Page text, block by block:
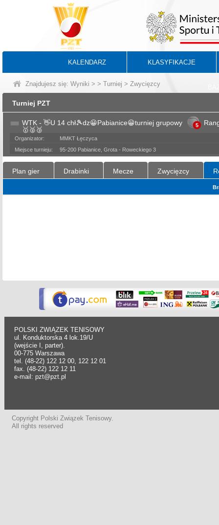
KALENDARZ KLASYFIKACJE
Znajdujesz się: Wyniki > > Turniej > Zwycięzcy
Turniej PZT
WTK - 👋U 14 chł🎾dz😀Pabianice😀turniej grupowy
🥇🥈🥉
5
Organizator:
MMKT Łęczyca
Miejsce turnieju:
95-200 Pabianice, Grota - Roweckiego 3
Plan gier Drabinki Mecze Zwycięzcy
POLSKI ZWIĄZEK TENISOWY
ul. Konduktorska 4 lok.19/U
(wejście I, parter).
00-775 Warszawa
tel. (48-22) 122 12 00, 122 12 01
fax. (48-22) 122 12 11
e-mail: pzt@pzt.pl
Copyright Polski Związek Tenisowy.
All rights reserved